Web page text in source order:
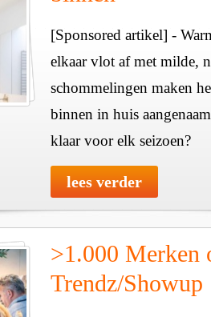
[Sponsored artikel] -
elkaar vlot af met milde,
schommelingen maken
binnen in huis
klaar voor elk seizoen?
lees verder
>1.000 Merken
Trendz/Showup